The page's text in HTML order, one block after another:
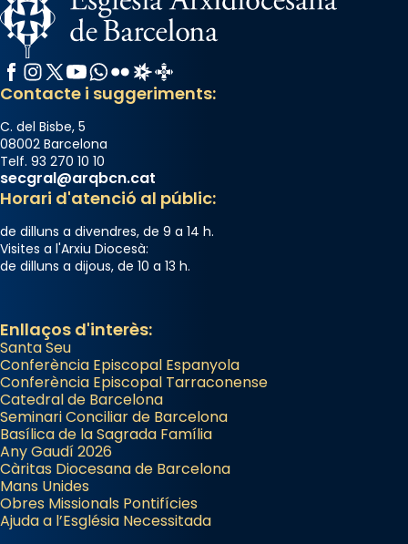
Facebook
Instagram
X / Twitter
YouTube
WhatsApp
FlickrRadio Estel
Catalunya Cristiana
Contacte i suggeriments:
C. del Bisbe, 5
08002 Barcelona
Telf. 93 270 10 10
secgral@arqbcn.cat
Horari d'atenció al públic:
de dilluns a divendres, de 9 a 14 h.
Visites a l'Arxiu Diocesà:
de dilluns a dijous, de 10 a 13 h.
Enllaços d'interès:
Santa Seu
Conferència Episcopal Espanyola
Conferència Episcopal Tarraconense
Catedral de Barcelona
Seminari Conciliar de Barcelona
Basílica de la Sagrada Família
Any Gaudí 2026
Càritas Diocesana de Barcelona
Mans Unides
Obres Missionals Pontifícies
Ajuda a l’Església Necessitada